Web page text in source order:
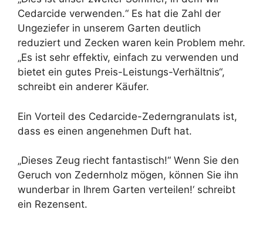
Cedarcide verwenden.“ Es hat die Zahl der
Ungeziefer in unserem Garten deutlich
reduziert und Zecken waren kein Problem mehr.
„Es ist sehr effektiv, einfach zu verwenden und
bietet ein gutes Preis-Leistungs-Verhältnis“,
schreibt ein anderer Käufer.
Ein Vorteil des Cedarcide-Zederngranulats ist,
dass es einen angenehmen Duft hat.
„Dieses Zeug riecht fantastisch!“ Wenn Sie den
Geruch von Zedernholz mögen, können Sie ihn
wunderbar in Ihrem Garten verteilen!‘ schreibt
ein Rezensent.